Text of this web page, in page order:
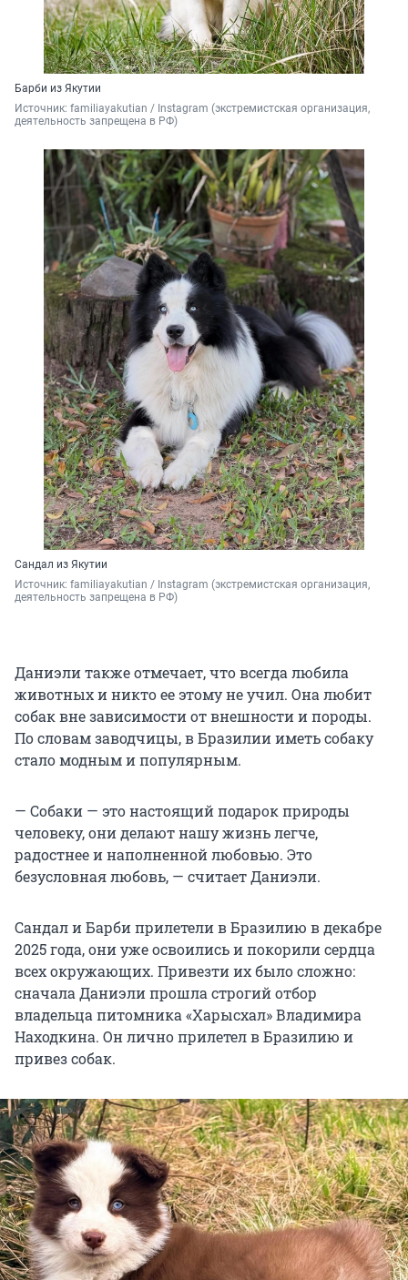
Барби из Якутии
Источник: familiayakutian / Instagram (экстремистская организация,
деятельность запрещена в РФ)
Сандал из Якутии
Источник: familiayakutian / Instagram (экстремистская организация,
деятельность запрещена в РФ)
Даниэли также отмечает, что всегда любила
животных и никто ее этому не учил. Она любит
собак вне зависимости от внешности и породы.
По словам заводчицы, в Бразилии иметь собаку
стало модным и популярным.
— Собаки — это настоящий подарок природы
человеку, они делают нашу жизнь легче,
радостнее и наполненной любовью. Это
безусловная любовь, — считает Даниэли.
Сандал и Барби прилетели в Бразилию в декабре
2025 года, они уже освоились и покорили сердца
всех окружающих. Привезти их было сложно:
сначала Даниэли прошла строгий отбор
владельца питомника «Харысхал» Владимира
Находкина. Он лично прилетел в Бразилию и
привез собак.